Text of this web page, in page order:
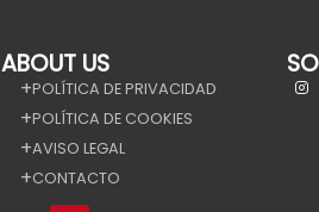
ABOUT US
POLÍTICA DE PRIVACIDAD
POLÍTICA DE COOKIES
AVISO LEGAL
CONTACTO